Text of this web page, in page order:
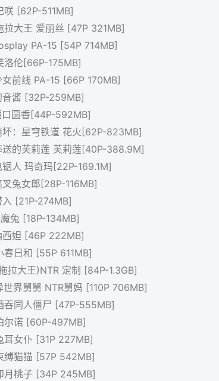
咲 [62P-511MB]
拉大王 爱丽丝 [47P 321MB]
PA-15 [54P 714MB]
洛伦[66P-175MB]
前线 PA-15 [66P 170MB]
音酱 [32P-259MB]
口圆香[44P-592MB]
坏：星穹铁道 花火[62P-823MB]
送的芙莉莲 芙莉莲[40P-388.9M]
人 玛奇玛[22P-169.1M]
兔女郎[28P-116MB]
[21P-274MB]
兔 [18P-134MB]
西妲 [46P 222MB]
春日和 [55P 611MB]
拉大王)NTR 定制 [84P-1.3GB]
界舅舅 NTR舅妈 [110P 706MB]
吞同人僵尸 [47P-555MB]
尔诺 [60P-497MB]
耳女仆 [31P 227MB]
缚猫猫 [57P 542MB]
月桃子 [34P 245MB]